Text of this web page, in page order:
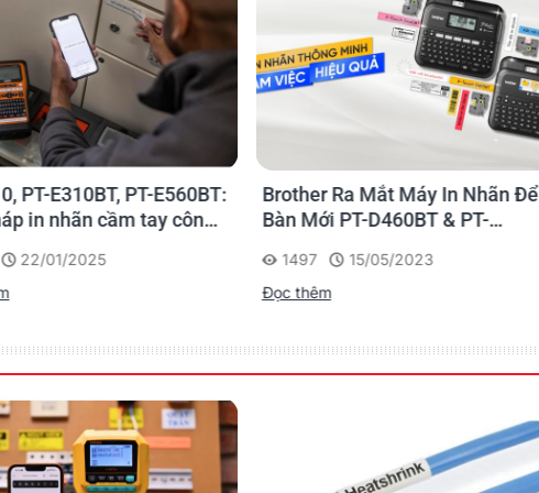
16 hàng số x 2 dòng
Yes
Yes
PT-E310BT, PT-E560BT:
in nhãn cầm tay công
22/01/2025
Brother Ra Mắt Máy In Nhãn Để
Bàn Mới PT-D460BT & PT-
Cho Dân Văn Phòng
1497
15/05/2023
Đọc thêm